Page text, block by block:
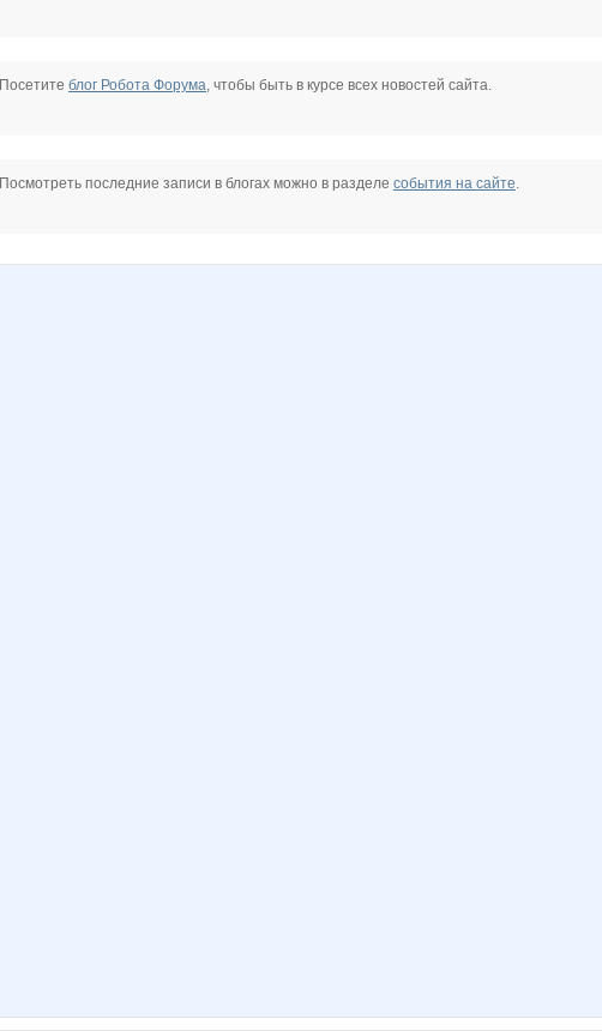
Посетите блог Робота Форума, чтобы быть в курсе всех новостей сайта.
Посмотреть последние записи в блогах можно в разделе события на сайте.